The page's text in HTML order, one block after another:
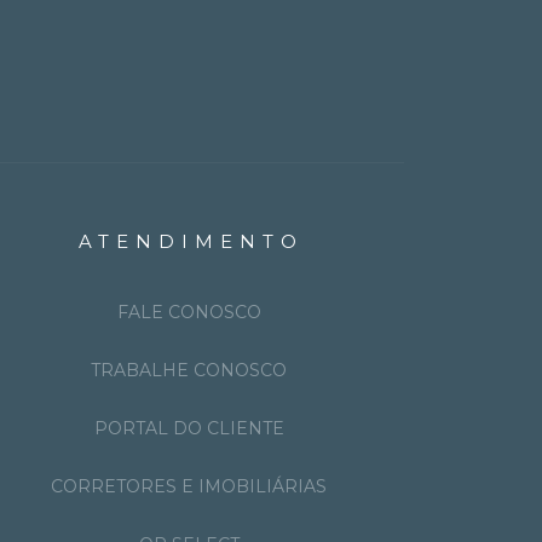
ATENDIMENTO
FALE CONOSCO
TRABALHE CONOSCO
PORTAL DO CLIENTE
CORRETORES E IMOBILIÁRIAS